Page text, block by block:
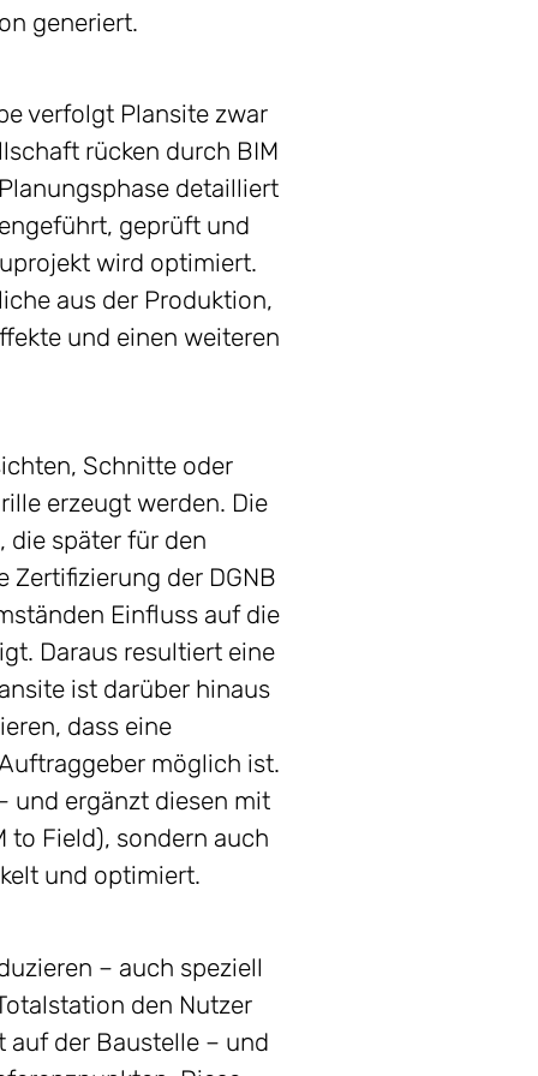
generiert.
verfolgt Plansite zwar
rücken durch BIM
detailliert
geprüft und
wird optimiert.
aus der Produktion,
und einen weiteren
Schnitte oder
erzeugt werden. Die
die später für den
der DGNB
Einfluss auf die
Daraus resultiert eine
ist darüber hinaus
dass eine
möglich ist.
und ergänzt diesen mit
to Field), sondern auch
und optimiert.
– auch speziell
den Nutzer
der Baustelle – und